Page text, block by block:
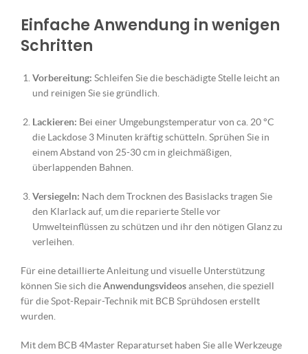
Einfache Anwendung in wenigen
Schritten
Vorbereitung: Schleifen Sie die beschädigte Stelle leicht an
und reinigen Sie sie gründlich.
Lackieren: Bei einer Umgebungstemperatur von ca. 20 °C
die Lackdose 3 Minuten kräftig schütteln. Sprühen Sie in
einem Abstand von 25-30 cm in gleichmäßigen,
überlappenden Bahnen.
Versiegeln: Nach dem Trocknen des Basislacks tragen Sie
den Klarlack auf, um die reparierte Stelle vor
Umwelteinflüssen zu schützen und ihr den nötigen Glanz zu
verleihen.
Für eine detaillierte Anleitung und visuelle Unterstützung
können Sie sich dieAnwendungsvideosansehen, die speziell
für die Spot-Repair-Technik mit BCB Sprühdosen erstellt
wurden.
Mit dem BCB 4Master Reparaturset haben Sie alle Werkzeuge